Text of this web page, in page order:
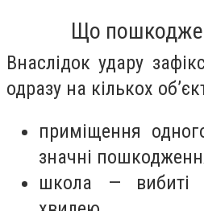
Що
Внаслідок удару
одразу на кількох
приміщення
значні
школа — вибиті